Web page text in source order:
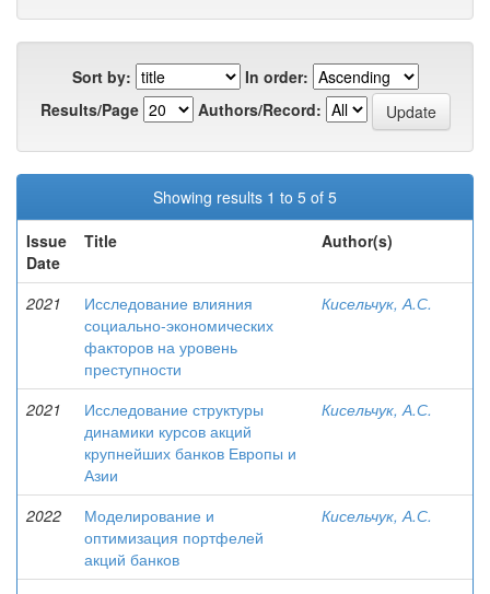
Sort by:
In order:
Results/Page
Authors/Record:
Showing results 1 to 5 of 5
Issue
Date
Title Author(s)
2021
Исследование влияния
социально-экономических
факторов на уровень
преступности
Кисельчук, А.С.
2021
Исследование структуры
динамики курсов акций
крупнейших банков Европы и
Азии
Кисельчук, А.С.
2022
Моделирование и
оптимизация портфелей
акций банков
Кисельчук, А.С.